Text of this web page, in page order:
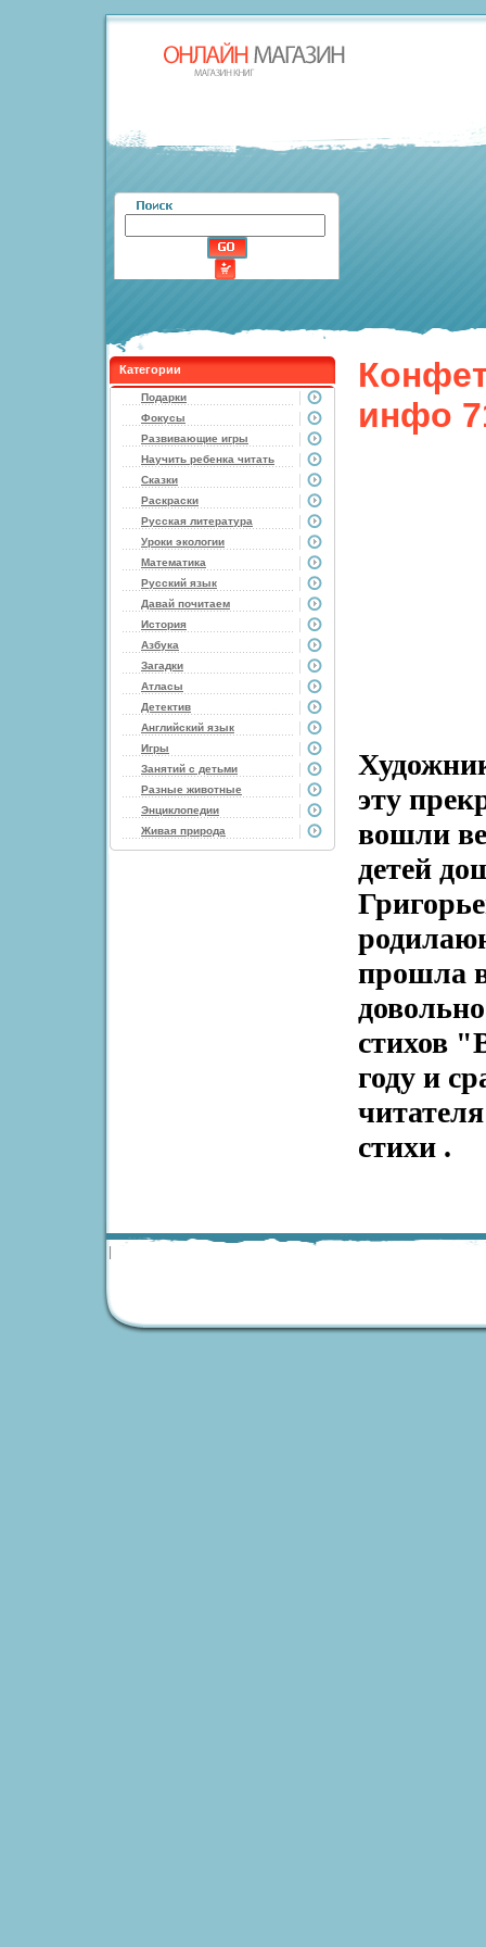
Категории
Подарки
Фокусы
Развивающие игры
Научить ребенка читать
Сказки
Раскраски
Русская литература
Уроки экологии
Математика
Русский язык
Давай почитаем
История
Азбука
Загадки
Атласы
Детектив
Английский язык
Игры
Занятий с детьми
Разные животные
Энциклопедии
Живая природа
инфо
эту
вошли
детей
прошла
стихов
году и
стихи .